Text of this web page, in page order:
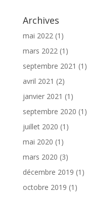
Archives
mai 2022(1)
mars 2022(1)
septembre 2021 (1)
avril 2021 (2)
janvier 2021 (1)
septembre 2020 (1)
juillet 2020 (1)
mai 2020 (1)
mars 2020 (3)
décembre 2019 (1)
octobre 2019 (1)